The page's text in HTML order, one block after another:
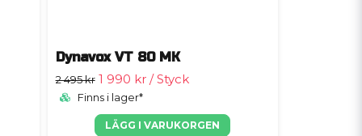
Dynavox VT 80 MK
2 495 kr 1 990 kr / Styck
Finns i lager*
LÄGG I VARUKORGEN